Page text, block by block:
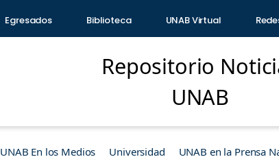
Egresados Biblioteca UNAB Virtual
Repositorio
UNAB
UNAB En los Medios Universidad UNAB en la Prensa